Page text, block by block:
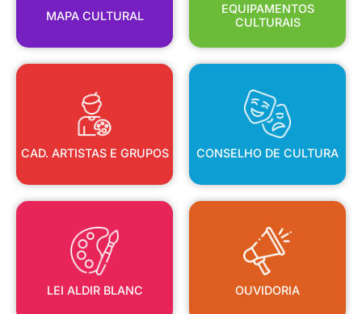
MAPA CULTURAL
EQUIPAMENTOS
CULTURAIS
CAD. ARTISTAS E GRUPOS
CAD. ARTISTAS E GRUPOS
CONSELHO DE CULTURA
CONSELHO DE CULTURA
LEI ALDIR BLANC
LEI ALDIR BLANC
OUVIDORIA
OUVIDORIA